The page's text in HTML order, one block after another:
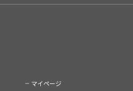
マイページ